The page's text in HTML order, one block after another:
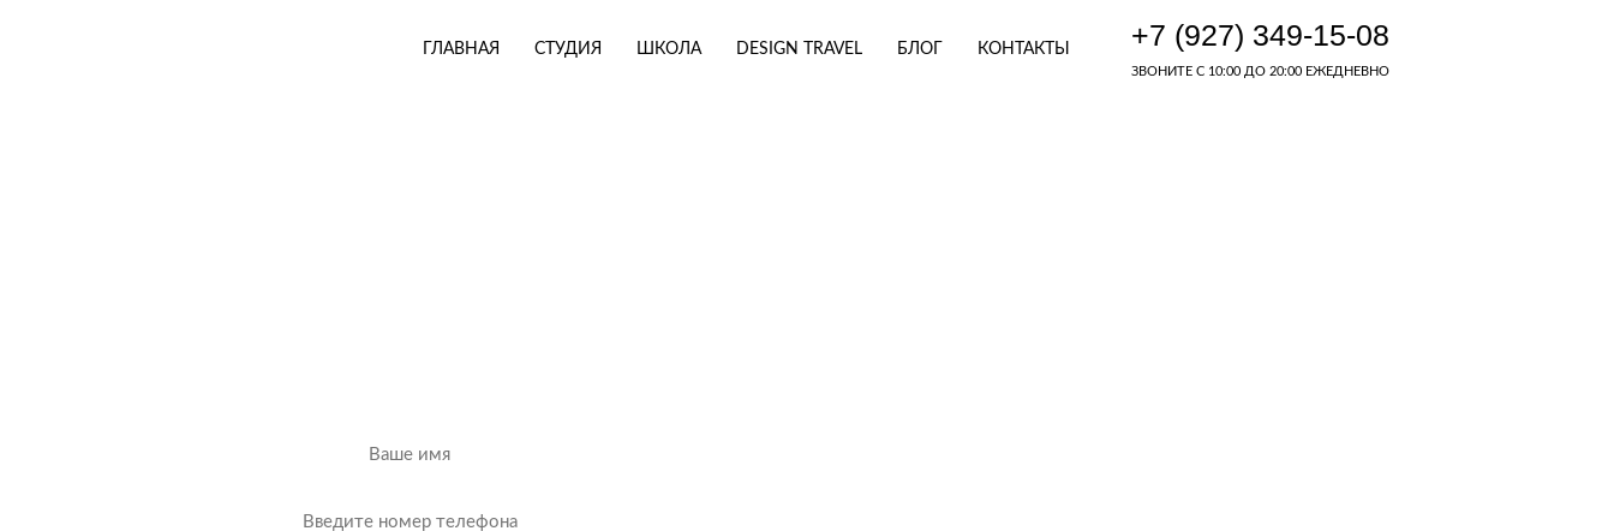
ГЛАВНАЯ СТУДИЯ ШКОЛА DESIGN TRAVEL БЛОГ КОНТАКТЫ +7 (927) 349-15-08
ЗВОНИТЕ С 10:00 ДО 20:00 ЕЖЕДНЕВНО